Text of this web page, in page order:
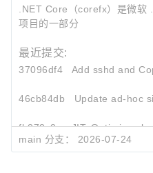
.NET Core（corefx）是微
项目的一部分
最近提交:
37096df4
Add sshd and
46cb84db
Update ad-hoc
fb070c0e
JIT: Optimize
main 分支： 2026-07-24